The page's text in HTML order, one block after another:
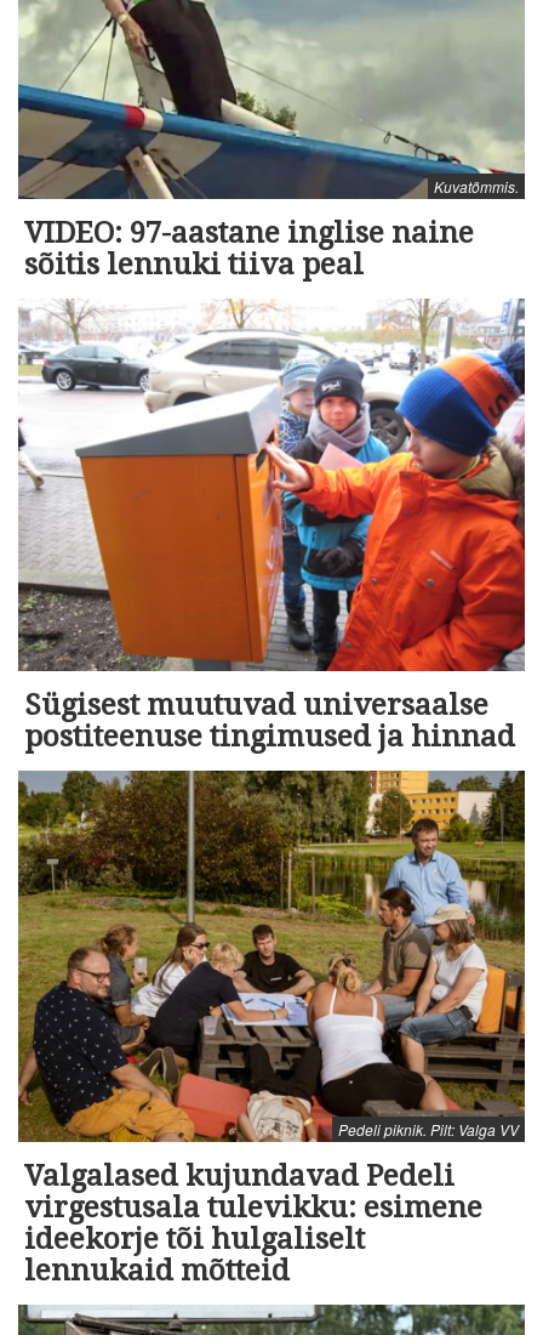
Kuvatõmmis.
VIDEO: 97-aastane inglise naine
sõitis lennuki tiiva peal
Sügisest muutuvad universaalse
postiteenuse tingimused ja hinnad
Pedeli piknik. Pilt: Valga VV
Valgalased kujundavad Pedeli
virgestusala tulevikku: esimene
ideekorje tõi hulgaliselt
lennukaid mõtteid